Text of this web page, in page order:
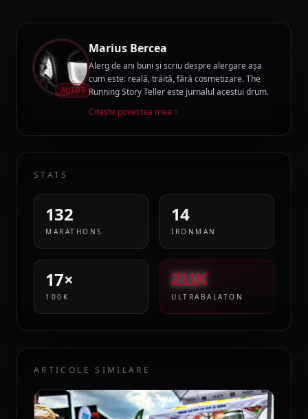
AUTOR
Marius Bercea
Alerg de ani buni și scriu despre alergare așa
cum este: reală, trăită, fără cosmetizare. The
Running Story Teller este jurnalul acestui drum.
Citește povestea mea
STATS
132
MARATHONS
14
IRONMAN
17×
100K
211K
ULTRABALATON
ARTICOLE SIMILARE